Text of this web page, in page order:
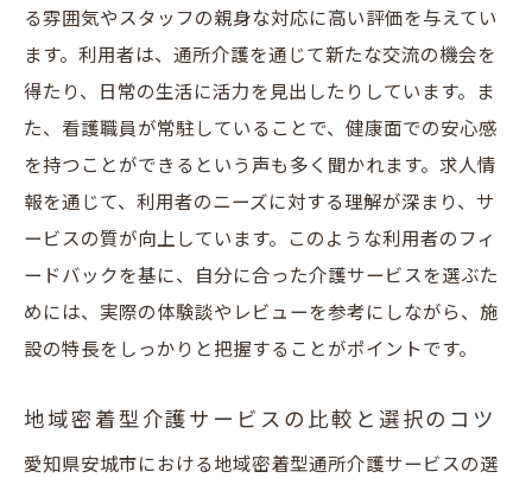
る雰囲気やスタッフの親身な対応に高い評価を与えてい
ます。利用者は、通所介護を通じて新たな交流の機会を
得たり、日常の生活に活力を見出したりしています。ま
た、看護職員が常駐していることで、健康面での安心感
を持つことができるという声も多く聞かれます。求人情
報を通じて、利用者のニーズに対する理解が深まり、サ
ービスの質が向上しています。このような利用者のフィ
ードバックを基に、自分に合った介護サービスを選ぶた
めには、実際の体験談やレビューを参考にしながら、施
設の特長をしっかりと把握することがポイントです。
地域密着型介護サービスの比較と選択のコツ
愛知県安城市における地域密着型通所介護サービスの選